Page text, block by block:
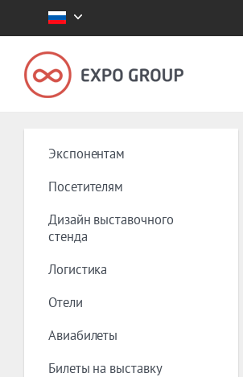
Экспонентам
Посетителям
Дизайн выставочного
стенда
Логистика
Отели
Авиабилеты
Билеты на выставку